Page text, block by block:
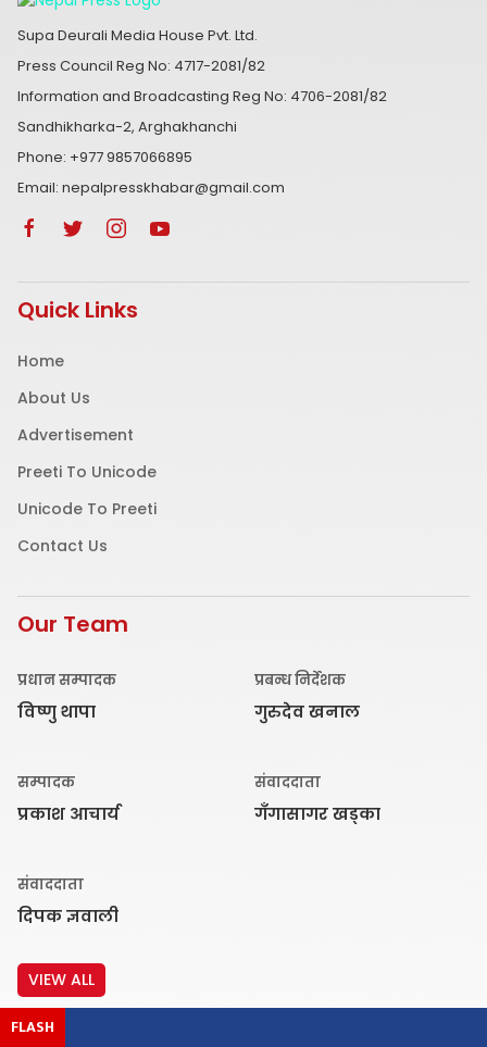
Supa Deurali Media House Pvt. Ltd.
Press Council Reg No: 4717-2081/82
Information and Broadcasting Reg No: 4706-2081/82
Sandhikharka-2, Arghakhanchi
Phone: +977 9857066895
Email: nepalpresskhabar@gmail.com
Quick Links
Home
About Us
Advertisement
Preeti To Unicode
Unicode To Preeti
Contact Us
Our Team
प्रधान सम्पादक
विष्णु थापा
प्रबन्ध निर्देशक
गुरुदेव खनाल
सम्पादक
प्रकाश आचार्य
संवाददाता
गँगासागर खड्का
संवाददाता
दिपक ज्ञवाली
VIEW ALL
FLASH